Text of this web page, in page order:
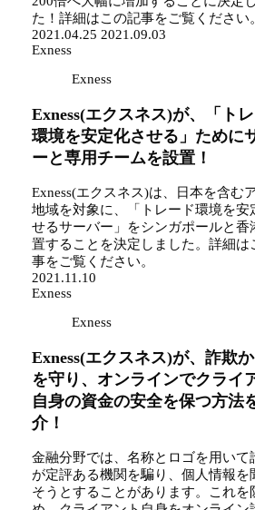
た！詳細はこの記事をご覧ください
2021.04.25 2021.09.03
Exness
Exness
Exness(エクスネス)が、「ト
環境を安定化させる」ために
ーと専用チームを設置！
Exness(エクスネス)は、日本を含む
地域を対象に、「トレード環境を安
せるサーバー」をシンガポールと香
置することを決定しました。詳細は
事をご覧ください。
2021.11.10
Exness
Exness
Exness(エクスネス)が、詐欺
を守り、オンラインでクライ
自身の資金の安全を保つ方法
介！
金融分野では、名称とロゴを用いて
が定評ある機関を騙り、個人情報を
そうとすることがあります。これを